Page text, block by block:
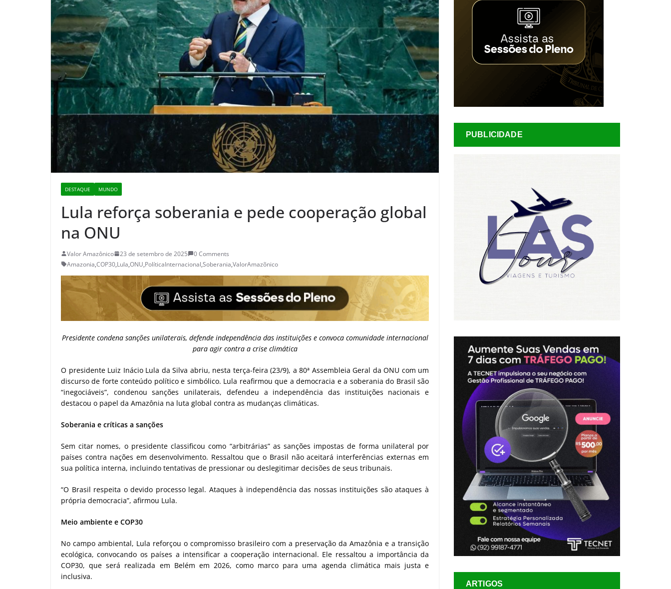
DESTAQUE MUNDO
Lula reforça soberania e pede cooperação global
na ONU
Valor Amazônico 23 de setembro de 2025
0 Comments
Amazonia,COP30,Lula,ONU,PolíticaInternacional,Soberania,ValorAmazõnico
Presidente condena sanções unilaterais, defende independência das instituições e convoca comunidade internacional
para agir contra a crise climática
O presidente Luiz Inácio Lula da Silva abriu, nesta terça-feira (23/9), a 80ª Assembleia Geral da ONU com um
discurso de forte conteúdo político e simbólico. Lula reafirmou que a democracia e a soberania do Brasil são
“inegociáveis”, condenou sanções unilaterais, defendeu a independência das instituições nacionais e
destacou o papel da Amazônia na luta global contra as mudanças climáticas.
Soberania e críticas a sanções
Sem citar nomes, o presidente classificou como “arbitrárias” as sanções impostas de forma unilateral por
países contra nações em desenvolvimento. Ressaltou que o Brasil não aceitará interferências externas em
sua política interna, incluindo tentativas de pressionar ou deslegitimar decisões de seus tribunais.
“O Brasil respeita o devido processo legal. Ataques à independência das nossas instituições são ataques à
própria democracia”, afirmou Lula.
Meio ambiente e COP30
No campo ambiental, Lula reforçou o compromisso brasileiro com a preservação da Amazônia e a transição
ecológica, convocando os países a intensificar a cooperação internacional. Ele ressaltou a importância da
COP30, que será realizada em Belém em 2026, como marco para uma agenda climática mais justa e
inclusiva.
PUBLICIDADE
ARTIGOS